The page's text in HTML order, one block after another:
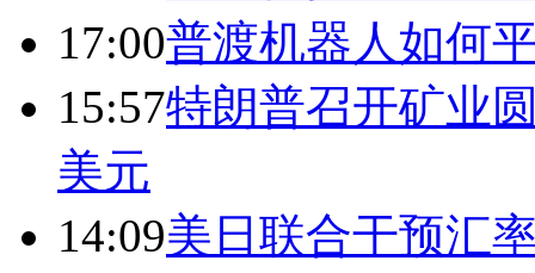
17:00普渡机器人如何
15:57特朗普召开矿业
美元
14:09美日联合干预汇